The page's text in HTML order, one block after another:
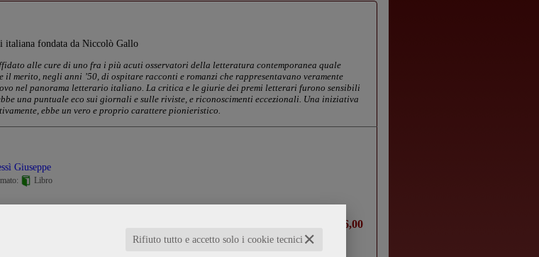
✕
Rifiuto tutto e accetto solo i cookie tecnici
italiana fondata da Niccolò Gallo
alle cure di uno fra i più acuti osservatori della letteratura contemporanea quale
il merito, negli anni ’50, di ospitare racconti e romanzi che rappresentavano veramente
nel panorama letterario italiano. La critica e le giurie dei premi letterari furono sensibili
una puntuale eco sui giornali e sulle riviste, e riconoscimenti eccezionali. Una iniziativa
ebbe un vero e proprio carattere pionieristico.
Giuseppe
Libro
€ 16,00